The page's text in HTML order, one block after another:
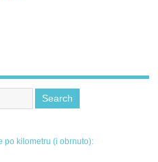
po kilometru (i obrnuto):